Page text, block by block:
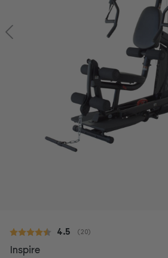
Gennemsnitlig vurdering:
4.5 ( stemmer:
20)
Inspire